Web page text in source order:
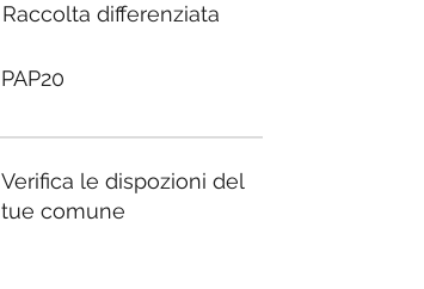
Raccolta differenziata
PAP20
Verifica le dispozioni del
tue comune